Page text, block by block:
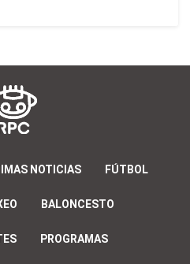
NOTICIAS FÚTBOL
BALONCESTO
PROGRAMAS